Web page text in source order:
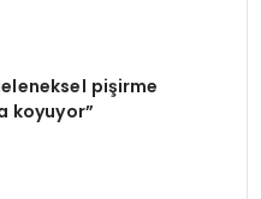
pişirme
koyuyor”